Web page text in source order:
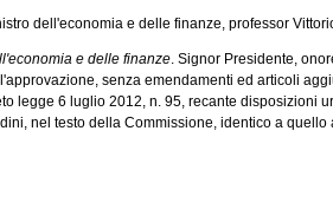
dell'economia e delle finanze, professor
e delle finanze. Signor Presidente,
senza emendamenti ed articoli
legge 6 luglio 2012, n. 95, recante disposizioni
nel testo della Commissione, identico a quello